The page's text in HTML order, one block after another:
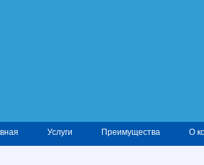
Услуги Преимущества О